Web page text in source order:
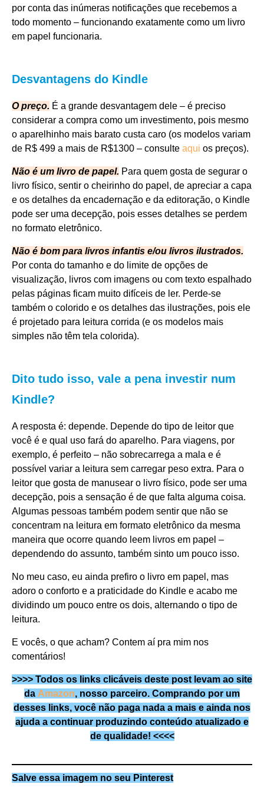
por conta das inúmeras notificações que recebemos a
todo momento – funcionando exatamente como um livro
em papel funcionaria.
Desvantagens do Kindle
O preço. É a grande desvantagem dele – é preciso
considerar a compra como um investimento, pois mesmo
o aparelhinho mais barato custa caro (os modelos variam
de R$ 499 a mais de R$1300 – consulte aqui os preços).
Não é um livro de papel. Para quem gosta de segurar o
livro físico, sentir o cheirinho do papel, de apreciar a capa
e os detalhes da encadernação e da editoração, o Kindle
pode ser uma decepção, pois esses detalhes se perdem
no formato eletrônico.
Não é bom para livros infantis e/ou livros ilustrados.
Por conta do tamanho e do limite de opções de
visualização, livros com imagens ou com texto espalhado
pelas páginas ficam muito difíceis de ler. Perde-se
também o colorido e os detalhes das ilustrações, pois ele
é projetado para leitura corrida (e os modelos mais
simples não têm tela colorida).
Dito tudo isso, vale a pena investir num
Kindle?
A resposta é: depende. Depende do tipo de leitor que
você é e qual uso fará do aparelho. Para viagens, por
exemplo, é perfeito – não sobrecarrega a mala e é
possível variar a leitura sem carregar peso extra. Para o
leitor que gosta de manusear o livro físico, pode ser uma
decepção, pois a sensação é de que falta alguma coisa.
Algumas pessoas também podem sentir que não se
concentram na leitura em formato eletrônico da mesma
maneira que ocorre quando leem livros em papel –
dependendo do assunto, também sinto um pouco isso.
No meu caso, eu ainda prefiro o livro em papel, mas
adoro o conforto e a praticidade do Kindle e acabo me
dividindo um pouco entre os dois, alternando o tipo de
leitura.
E vocês, o que acham? Contem aí pra mim nos
comentários!
>>>> Todos os links clicáveis deste post levam ao site
da Amazon, nosso parceiro. Comprando por um
desses links, você não paga nada a mais e ainda nos
ajuda a continuar produzindo conteúdo atualizado e
de qualidade! <<<<
Salve essa imagem no seu Pinterest